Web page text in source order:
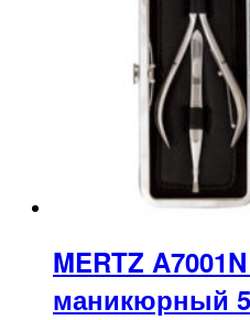
MERTZ
маникюрный